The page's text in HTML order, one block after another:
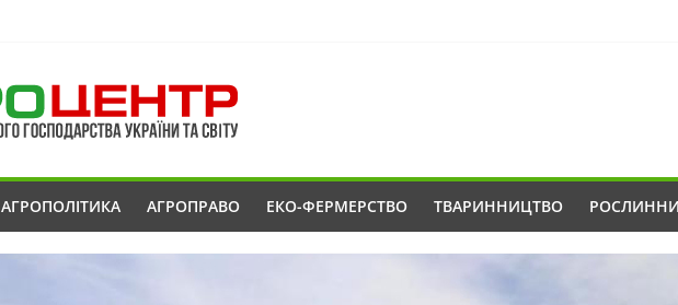
АГРОПОЛІТИКА АГРОПРАВО ЕКО-ФЕРМЕРСТВО ТВАРИННИЦТВО